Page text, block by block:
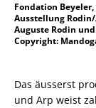
Fondation
Ausstellung
Auguste Rodin
Copyright:
Das äusserst
und Arp weist